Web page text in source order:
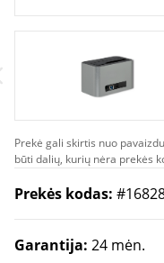
Prekė gali skirtis nuo
būti dalių, kurių nėra prekės
Prekės kodas:
Garantija: 24 mėn.